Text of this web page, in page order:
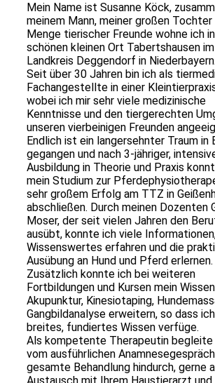
Mein Name ist Susanne Köck,
meinem Mann, meiner großen Tochter
Menge tierischer Freunde wohne ich
schönen kleinen Ort Tabertshausen im
Landkreis Deggendorf in Niederbayern.
Seit über 30 Jahren bin ich als
Fachangestellte in einer
wobei ich mir sehr viele medizinische
Kenntnisse und den tiergerechten
unseren vierbeinigen Freunden
Endlich ist ein langersehnter Traum in
gegangen und nach 3-jähriger,
Ausbildung in Theorie und Praxis
mein Studium zur
sehr großem Erfolg am TTZ in
abschließen. Durch meinen Dozenten
Moser, der seit vielen Jahren den
ausübt, konnte ich viele
Wissenswertes erfahren und die
Ausübung an Hund und Pferd erlernen.
Zusätzlich konnte ich bei weiteren
Fortbildungen und Kursen mein
Akupunktur, Kinesiotaping,
Gangbildanalyse erweitern, so dass
breites, fundiertes Wissen verfüge.
Als kompetente Therapeutin begleite
vom ausführlichen
gesamte Behandlung hindurch, gerne